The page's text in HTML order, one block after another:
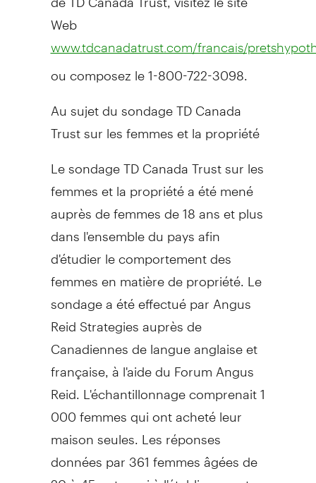
Web
www.tdcanadatrust.com/francais/
ou composez le 1-800-722-3098.
Au sujet du sondage TD Canada
Trust sur les femmes et la propriété
Le sondage TD Canada Trust sur les
femmes et la propriété a été mené
auprès de femmes de 18 ans et plus
dans l'ensemble du pays afin
d'étudier le comportement des
femmes en matière de propriété. Le
sondage a été effectué par Angus
Reid Strategies auprès de
Canadiennes de langue anglaise et
française, à l'aide du Forum Angus
Reid. L'échantillonnage comprenait 1
000 femmes qui ont acheté leur
maison seules. Les réponses
données par 361 femmes âgées de